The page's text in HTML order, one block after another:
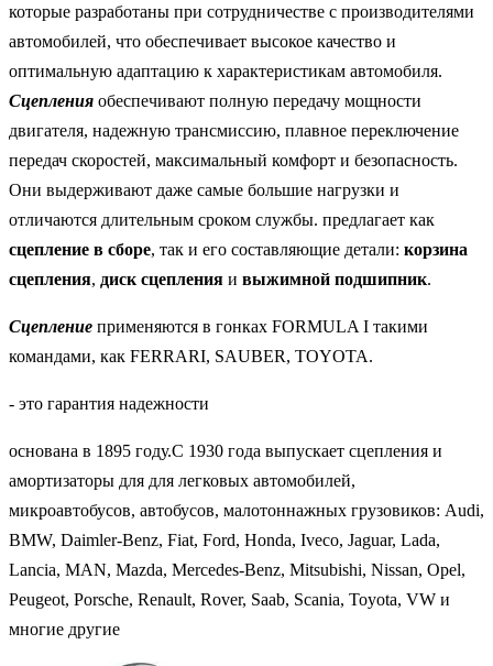
которые разработаны при сотрудничестве с производителями
автомобилей, что обеспечивает высокое качество и
оптимальную адаптацию к характеристикам автомобиля.
Сцепления обеспечивают полную передачу мощности
двигателя, надежную трансмиссию, плавное переключение
передач скоростей, максимальный комфорт и безопасность.
Они выдерживают даже самые большие нагрузки и
отличаются длительным сроком службы. предлагает как
сцепление в сборе, так и его составляющие детали: корзина
сцепления, диск сцепления и выжимной подшипник.
Сцепление применяются в гонках FORMULA I такими
командами, как FERRARI, SAUBER, TOYOTA.
- это гарантия надежности
основана в 1895 году.С 1930 года выпускает сцепления и
амортизаторы для для легковых автомобилей,
микроавтобусов, автобусов, малотоннажных грузовиков: Audi,
BMW, Daimler-Benz, Fiat, Ford, Honda, Iveco, Jaguar, Lada,
Lancia, MAN, Mazda, Mercedes-Benz, Mitsubishi, Nissan, Opel,
Peugeot, Porsche, Renault, Rover, Saab, Scania, Toyota, VW и
многие другие